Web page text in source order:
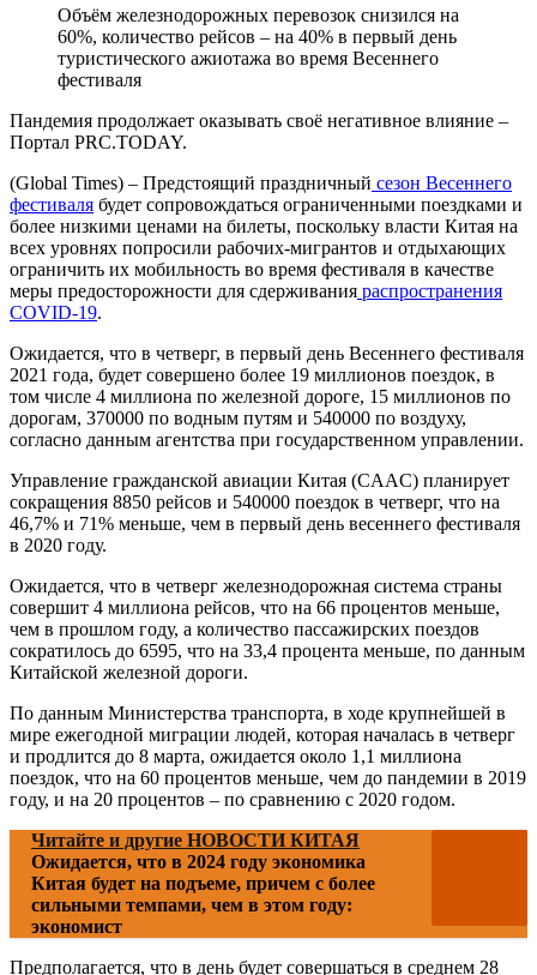
Объём железнодорожных перевозок снизился на
60%, количество рейсов – на 40% в первый день
туристического ажиотажа во время Весеннего
фестиваля
Пандемия продолжает оказывать своё негативное влияние –
Портал PRC.TODAY.
(Global Times) – Предстоящий праздничный сезон Весеннего
фестиваля будет сопровождаться ограниченными поездками и
более низкими ценами на билеты, поскольку власти Китая на
всех уровнях попросили рабочих-мигрантов и отдыхающих
ограничить их мобильность во время фестиваля в качестве
меры предосторожности для сдерживания распространения
COVID-19.
Ожидается, что в четверг, в первый день Весеннего фестиваля
2021 года, будет совершено более 19 миллионов поездок, в
том числе 4 миллиона по железной дороге, 15 миллионов по
дорогам, 370000 по водным путям и 540000 по воздуху,
согласно данным агентства при государственном управлении.
Управление гражданской авиации Китая (CAAC) планирует
сокращения 8850 рейсов и 540000 поездок в четверг, что на
46,7% и 71% меньше, чем в первый день весеннего фестиваля
в 2020 году.
Ожидается, что в четверг железнодорожная система страны
совершит 4 миллиона рейсов, что на 66 процентов меньше,
чем в прошлом году, а количество пассажирских поездов
сократилось до 6595, что на 33,4 процента меньше, по данным
Китайской железной дороги.
По данным Министерства транспорта, в ходе крупнейшей в
мире ежегодной миграции людей, которая началась в четверг
и продлится до 8 марта, ожидается около 1,1 миллиона
поездок, что на 60 процентов меньше, чем до пандемии в 2019
году, и на 20 процентов – по сравнению с 2020 годом.
Читайте и другие НОВОСТИ КИТАЯ
Ожидается, что в 2024 году экономика
Китая будет на подъеме, причем с более
сильными темпами, чем в этом году:
экономист
Предполагается, что в день будет совершаться в среднем 28